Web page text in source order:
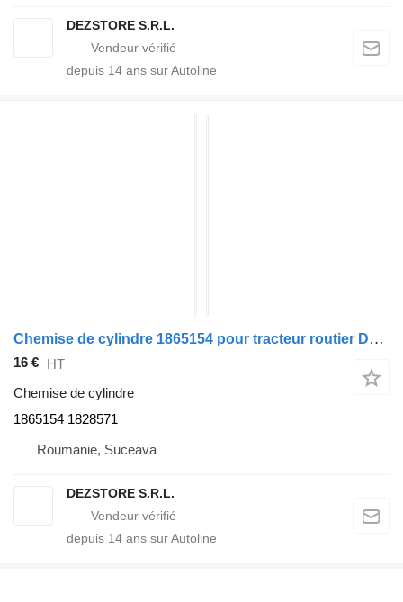
DEZSTORE S.R.L.
depuis 14 ans sur Autoline
Chemise de cylindre 1865154 pour tracteur routier DAF XF105
16 € HT
Chemise de cylindre
1865154 1828571
Roumanie, Suceava
DEZSTORE S.R.L.
depuis 14 ans sur Autoline